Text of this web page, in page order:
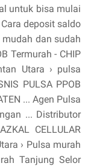
untuk bisa mulai
deposit saldo
dan sudah
Termurah - CHIP
Utara › pulsa
PULSA PPOB
... Agen Pulsa
... Distributor
CELLULAR
› Pulsa murah
Tanjung Selor